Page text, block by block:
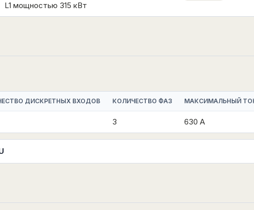
L1 мощностью 315 кВт
ДИСКРЕТНЫХ ВХОДОВ КОЛИЧЕСТВО ФАЗ МАКСИМАЛЬНЫЙ
3 630 А